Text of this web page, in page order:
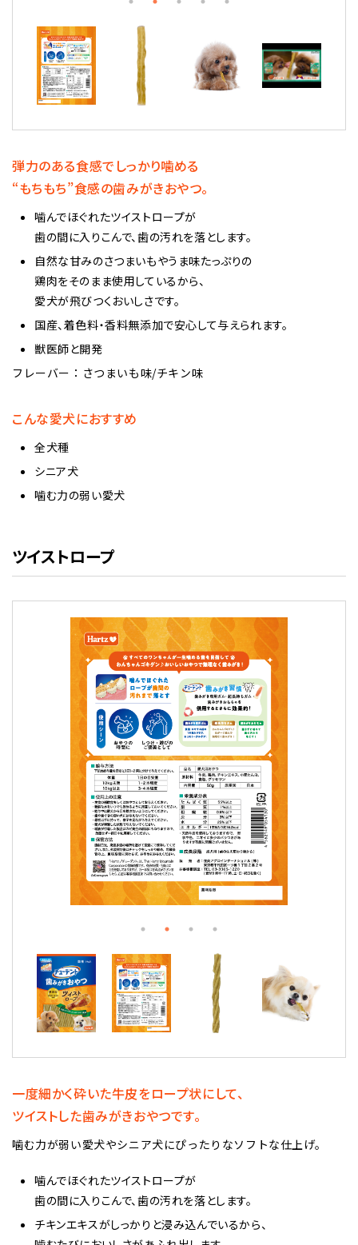
弾力のある食感でしっかり噛める
“もちもち”食感の歯みがきおやつ。
噛んでほぐれたツイストロープが
歯の間に入りこんで、歯の汚れを落とします。
自然な甘みのさつまいもやうま味たっぷりの
鶏肉をそのまま使用しているから、
愛犬が飛びつくおいしさです。
国産、着色料・香料無添加で安心して与えられます。
獣医師と開発
フレーバー：さつまいも味/チキン味
こんな愛犬におすすめ
全犬種
シニア犬
噛む力の弱い愛犬
ツイストロープ
一度細かく砕いた牛皮をロープ状にして、
ツイストした歯みがきおやつです。
噛む力が弱い愛犬やシニア犬にぴったりなソフトな仕上げ。
噛んでほぐれたツイストロープが
歯の間に入りこんで、歯の汚れを落とします。
チキンエキスがしっかりと浸み込んでいるから、